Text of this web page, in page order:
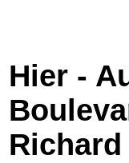
Economie
Services
Contacts
Hier -
Richard